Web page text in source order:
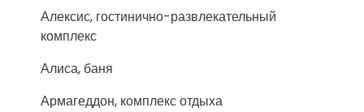
Алексис, гостинично-развлекательный
комплекс
Алиса, баня
Армагеддон, комплекс отдыха